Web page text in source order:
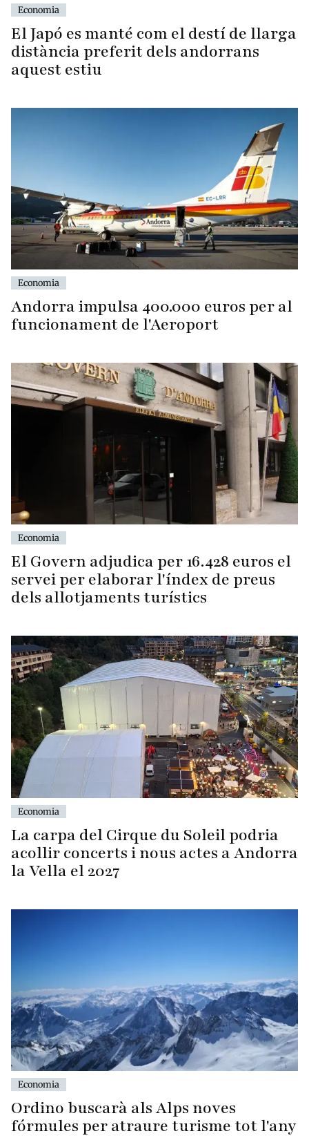
Economia
El Japó es manté com el destí de llarga
distància preferit dels andorrans
aquest estiu
Economia
Andorra impulsa 400.000 euros per al
funcionament de l'Aeroport
Economia
El Govern adjudica per 16.428 euros el
servei per elaborar l'índex de preus
dels allotjaments turístics
Economia
La carpa del Cirque du Soleil podria
acollir concerts i nous actes a Andorra
la Vella el 2027
Economia
Ordino buscarà als Alps noves
fórmules per atraure turisme tot l'any